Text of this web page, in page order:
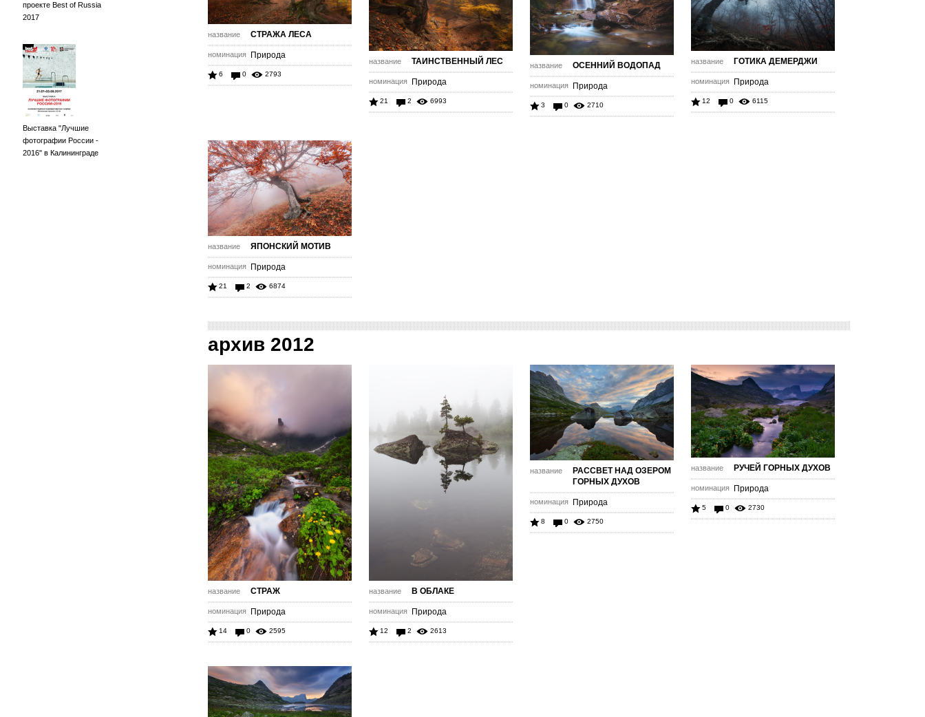
проекте Best of Russia
2017
Выставка "Лучшие
фотографии России -
2016" в Калининграде
название СТРАЖА ЛЕСА
номинация Природа
6 0 2793
название ТАИНСТВЕННЫЙ ЛЕС
номинация Природа
21 2 6993
название ОСЕННИЙ ВОДОПАД
номинация Природа
3 0 2710
название ГОТИКА ДЕМЕРДЖИ
номинация Природа
12 0 6115
название ЯПОНСКИЙ МОТИВ
номинация Природа
21 2 6874
архив 2012
название СТРАЖ
номинация Природа
14 0 2595
название В ОБЛАКЕ
номинация Природа
12 2 2613
название
РАССВЕТ НАД ОЗЕРОМ
ГОРНЫХ ДУХОВ
номинация Природа
8 0 2750
название РУЧЕЙ ГОРНЫХ ДУХОВ
номинация Природа
5 0 2730